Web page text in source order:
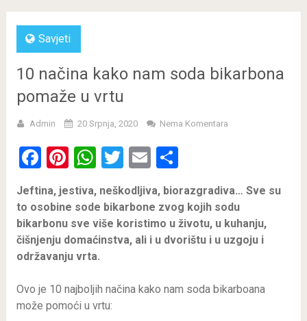
Savjeti
10 načina kako nam soda bikarbona
pomaže u vrtu
Admin 20 Srpnja, 2020 Nema Komentara
Facebook
Pinterest
WhatsApp
Twitter
EmailShare
Jeftina, jestiva, neškodljiva, biorazgradiva… Sve su
to osobine sode bikarbone zvog kojih sodu
bikarbonu sve više koristimo u životu, u kuhanju,
čišnjenju domaćinstva, ali i u dvorištu i u uzgoju i
održavanju vrta.
Ovo je 10 najboljih načina kako nam soda bikarboana
može pomoći u vrtu: